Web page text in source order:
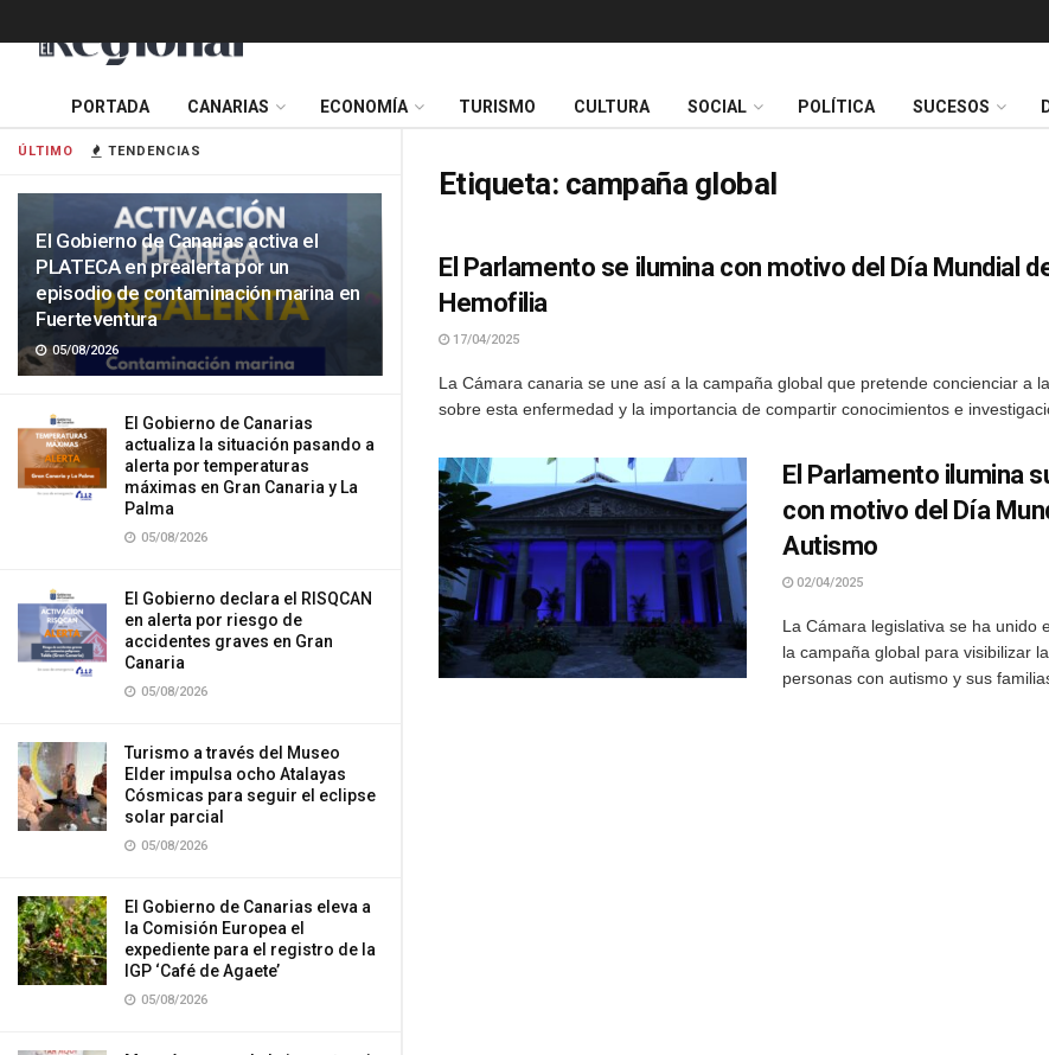
ÚLTIMO TENDENCIAS
El Gobierno de Canarias activa el
PLATECA en prealerta por un
episodio de contaminación marina en
Fuerteventura
05/08/2026
El Gobierno de Canarias
actualiza la situación pasando a
alerta por temperaturas
máximas en Gran Canaria y La
Palma
05/08/2026
El Gobierno declara el RISQCAN
en alerta por riesgo de
accidentes graves en Gran
Canaria
05/08/2026
Turismo a través del Museo
Elder impulsa ocho Atalayas
Cósmicas para seguir el eclipse
solar parcial
05/08/2026
El Gobierno de Canarias eleva a
la Comisión Europea el
expediente para el registro de la
IGP ‘Café de Agaete’
05/08/2026
PORTADA CANARIAS ECONOMÍA TURISMO CULTURA SOCIAL POLÍTICA SUCESOS
Etiqueta: campaña global
El Parlamento se ilumina con motivo del Día Mundial
Hemofilia
17/04/2025
La Cámara canaria se une así a la campaña global que pretende concienciar a
sobre esta enfermedad y la importancia de compartir conocimientos e
El Parlamento ilumina
con motivo del Día
Autismo
02/04/2025
La Cámara legislativa se ha unido
la campaña global para visibilizar
personas con autismo y sus